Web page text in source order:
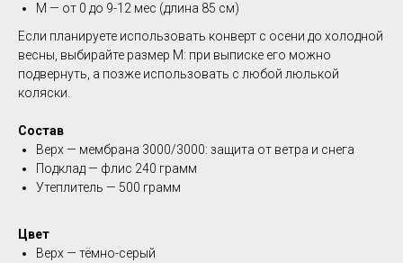
М — от 0 до 9-12 мес (длина 85 см)
Если планируете использовать конверт с осени до холодной
весны, выбирайте размер M: при выписке его можно
подвернуть, а позже использовать с любой люлькой
коляски.
Состав
Верх — мембрана 3000/3000: защита от ветра и снега
Подклад — флис 240 грамм
Утеплитель — 500 грамм
Цвет
Верх — тёмно-серый